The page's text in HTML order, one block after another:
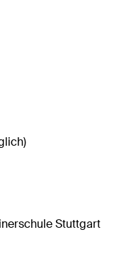
Stuttgart